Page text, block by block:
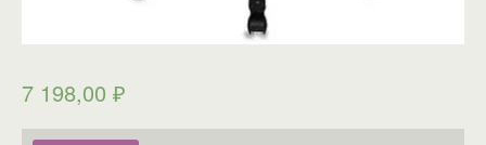
7 198,00 ₽